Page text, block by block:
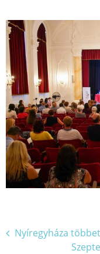
Bejegyzés
Nyíregyháza